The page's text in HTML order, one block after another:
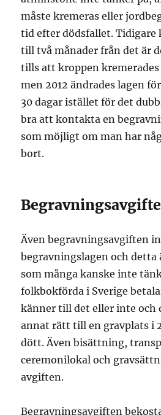
måste kremeras eller
tid efter dödsfallet. Tidigare
till två månader från det är
tills att kroppen kremerades
men 2012 ändrades lagen
30 dagar istället för det
bra att kontakta en
som möjligt om man har
bort.
Även begravningsavgiften
begravningslagen och detta
som många kanske inte
folkbokförda i Sverige
känner till det eller inte och
annat rätt till en gravplats i
dött. Även bisättning,
ceremonilokal och
avgiften.
Begravningsavgiften